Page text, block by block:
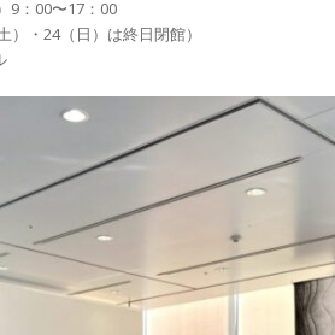
9：00〜17：00
）・24（日）は終日閉館）